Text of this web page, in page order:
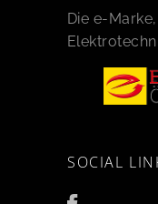
Die e-
SOCIAL